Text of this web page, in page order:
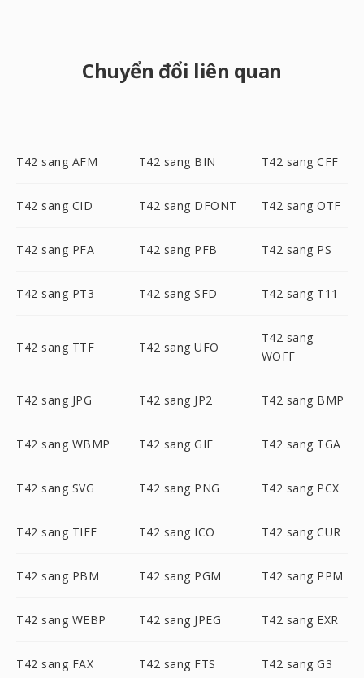
Chuyển đổi liên quan
T42 sang AFM T42 sang BIN T42 sang CFF
T42 sang CID T42 sang DFONT T42 sang OTF
T42 sang PFA T42 sang PFB T42 sang PS
T42 sang PT3 T42 sang SFD T42 sang T11
T42 sang TTF T42 sang UFO
T42 sang
WOFF
T42 sang JPG T42 sang JP2 T42 sang BMP
T42 sang WBMP T42 sang GIF T42 sang TGA
T42 sang SVG T42 sang PNG T42 sang PCX
T42 sang TIFF T42 sang ICO T42 sang CUR
T42 sang PBM T42 sang PGM T42 sang PPM
T42 sang WEBP T42 sang JPEG T42 sang EXR
T42 sang FAX T42 sang FTS T42 sang G3